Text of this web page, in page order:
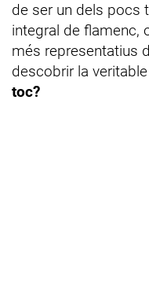
de ser un dels pocs
integral de flamenc,
més representatius
descobrir la
toc?